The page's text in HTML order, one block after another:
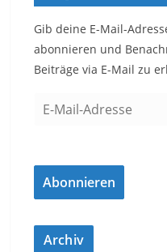
Gib deine E-Mail-
abonnieren und
Beiträge via E-Mail zu
a
l
-
Abonnieren
Archiv